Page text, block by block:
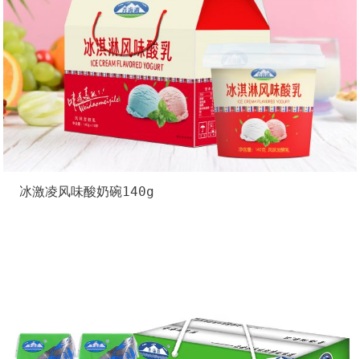
冰激凌风味酸奶碗140g